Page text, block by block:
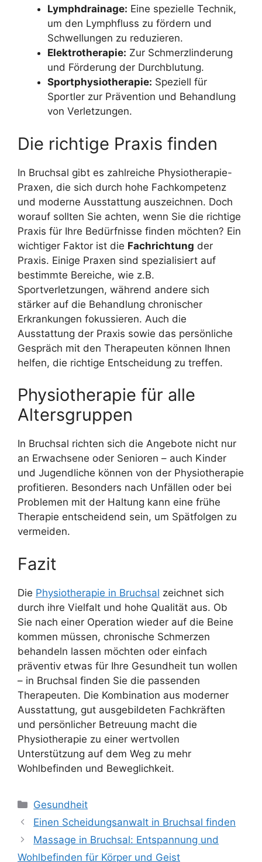
Lymphdrainage: Eine spezielle Technik,
um den Lymphfluss zu fördern und
Schwellungen zu reduzieren.
Elektrotherapie: Zur Schmerzlinderung
und Förderung der Durchblutung.
Sportphysiotherapie: Speziell für
Sportler zur Prävention und Behandlung
von Verletzungen.
Die richtige Praxis finden
In Bruchsal gibt es zahlreiche Physiotherapie-
Praxen, die sich durch hohe Fachkompetenz
und moderne Ausstattung auszeichnen. Doch
worauf sollten Sie achten, wenn Sie die richtige
Praxis für Ihre Bedürfnisse finden möchten? Ein
wichtiger Faktor ist die Fachrichtung der
Praxis. Einige Praxen sind spezialisiert auf
bestimmte Bereiche, wie z.B.
Sportverletzungen, während andere sich
stärker auf die Behandlung chronischer
Erkrankungen fokussieren. Auch die
Ausstattung der Praxis sowie das persönliche
Gespräch mit den Therapeuten können Ihnen
helfen, die richtige Entscheidung zu treffen.
Physiotherapie für alle
Altersgruppen
In Bruchsal richten sich die Angebote nicht nur
an Erwachsene oder Senioren – auch Kinder
und Jugendliche können von der Physiotherapie
profitieren. Besonders nach Unfällen oder bei
Problemen mit der Haltung kann eine frühe
Therapie entscheidend sein, um Spätfolgen zu
vermeiden.
Fazit
Die Physiotherapie in Bruchsal zeichnet sich
durch ihre Vielfalt und hohe Qualität aus. Ob
Sie nach einer Operation wieder auf die Beine
kommen müssen, chronische Schmerzen
behandeln lassen möchten oder einfach
präventiv etwas für Ihre Gesundheit tun wollen
– in Bruchsal finden Sie die passenden
Therapeuten. Die Kombination aus moderner
Ausstattung, gut ausgebildeten Fachkräften
und persönlicher Betreuung macht die
Physiotherapie zu einer wertvollen
Unterstützung auf dem Weg zu mehr
Wohlbefinden und Beweglichkeit.
Kategorien
Gesundheit
Einen Scheidungsanwalt in Bruchsal finden
Massage in Bruchsal: Entspannung und
Wohlbefinden für Körper und Geist